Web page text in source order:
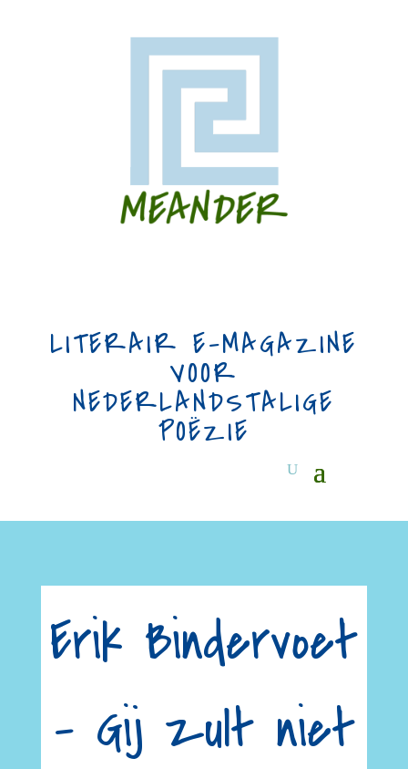
LITERAIR E-MAGAZINE
VOOR
NEDERLANDSTALIGE
POËZIE
Erik Bindervoet
– Gij zult niet